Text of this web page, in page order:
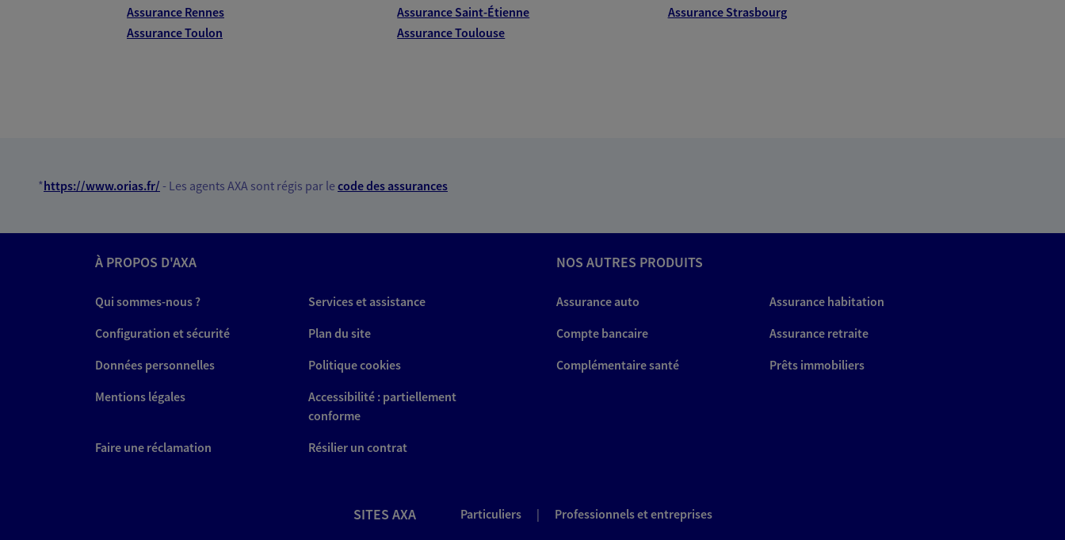
Assurance Rennes
Assurance Saint-Étienne
Assurance Strasbourg
Assurance Toulon
Assurance Toulouse
*https://www.orias.fr/ - Les agents AXA sont régis par lecode des assurances
À PROPOS D'AXA
Qui sommes-nous ?
Services et assistance
Configuration et sécurité
Plan du site
Données personnelles
Politique cookies
Mentions légales
Accessibilité : partiellement
conforme
Faire une réclamation
Résilier un contrat
NOS AUTRES PRODUITS
Assurance auto
Assurance habitation
Compte bancaire
Assurance retraite
Complémentaire santé
Prêts immobiliers
SITES AXA Particuliers | Professionnels et entreprises